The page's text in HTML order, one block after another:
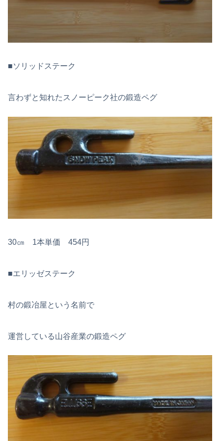
■ソリッドステーク
言わずと知れたスノーピーク社の鍛造ペグ
30㎝ 1本単価 454円
■エリッゼステーク
村の鍛冶屋という名前で
運営している山谷産業の鍛造ペグ